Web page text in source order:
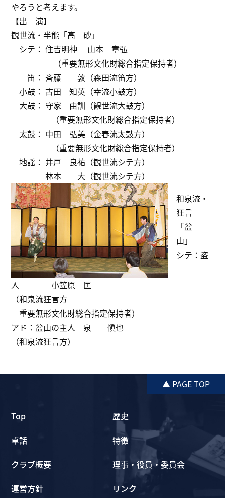
やろうと考えます。
【出 演】
観世流・半能「高 砂」
シテ： 住吉明神 山本 章弘
（重要無形文化財総合指定保持者）
笛： 斉藤 敦（森田流笛方）
小鼓： 古田 知英（幸流小鼓方）
大鼓： 守家 由訓（観世流大鼓方）
（重要無形文化財総合指定保持者）
太鼓： 中田 弘美（金春流太鼓方）
（重要無形文化財総合指定保持者）
地謡： 井戸 良祐（観世流シテ方）
林本 大（観世流シテ方）
和泉流・
狂言
「盆
山」
シテ：盗
人 小笠原 匡
（和泉流狂言方
重要無形文化財総合指定保持者）
アド：盆山の主人 泉 愼也
（和泉流狂言方）
▲ PAGE TOP
Top
卓話
クラブ概要
運営方針
歴史
特徴
理事・役員・委員会
リンク